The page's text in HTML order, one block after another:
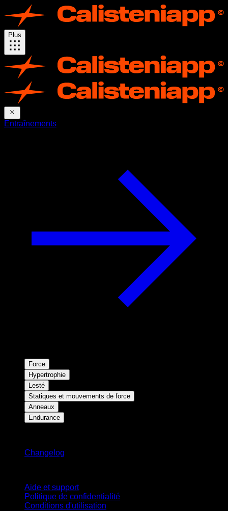
Plus
Entraînements
Force
Hypertrophie
Lesté
Statiques et mouvements de force
Anneaux
Endurance
Changelog
Aide et support
Politique de confidentialité
Conditions d'utilisation